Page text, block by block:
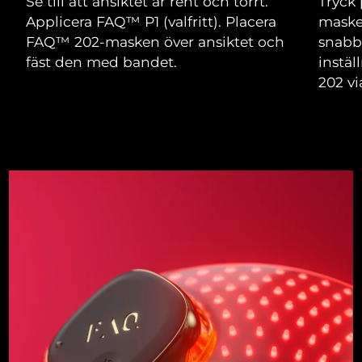
Applicera FAQ™ P1 (valfritt). Placera
FAQ™ 202-masken över ansiktet och
fäst den med bandet.
202